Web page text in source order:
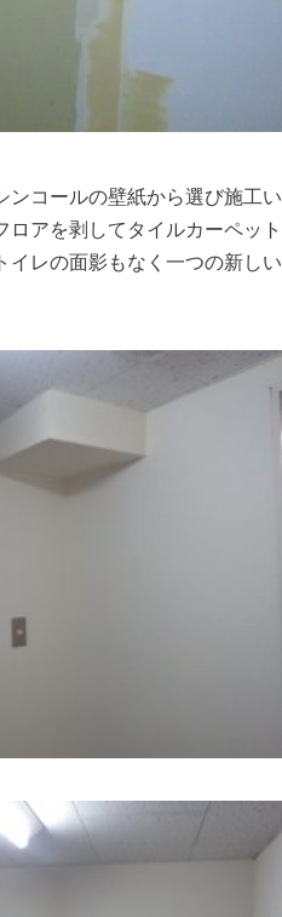
コールの壁紙から選び施工
ロアを剥してタイルカーペッ
イレの面影もなく一つの新し